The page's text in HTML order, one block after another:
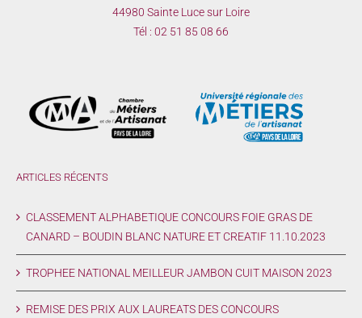
44980 Sainte Luce sur Loire
Tél : 02 51 85 08 66
ARTICLES RÉCENTS
CLASSEMENT ALPHABETIQUE CONCOURS FOIE GRAS DE
CANARD – BOUDIN BLANC NATURE ET CREATIF 11.10.2023
TROPHEE NATIONAL MEILLEUR JAMBON CUIT MAISON 2023
REMISE DES PRIX AUX LAUREATS DES CONCOURS